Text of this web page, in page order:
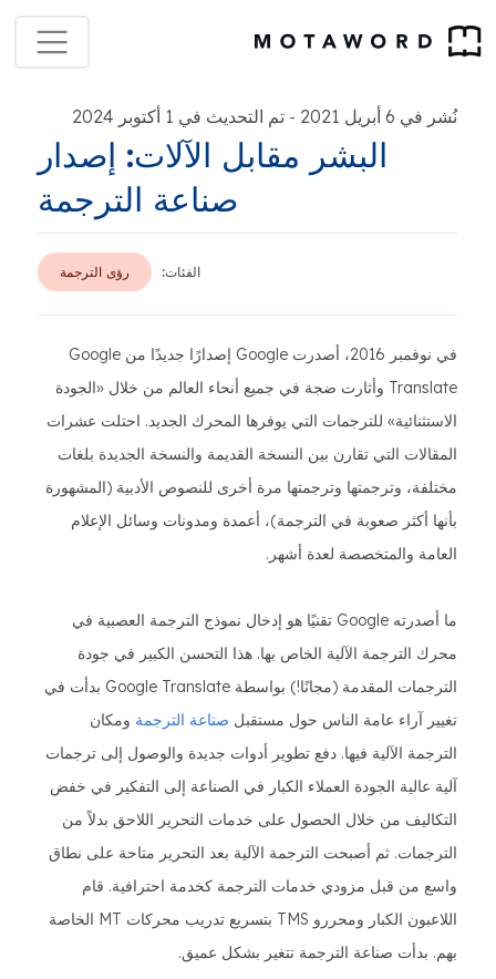
نُشر في 6 أبريل 2021 - تم التحديث في 1 أكتوبر 2024
البشر مقابل الآلات: إصدار
صناعة الترجمة
الفئات: رؤى الترجمة
في نوفمبر 2016، أصدرت Google إصدارًا جديدًا من Google
Translate وأثارت ضجة في جميع أنحاء العالم من خلال «الجودة
الاستثنائية» للترجمات التي يوفرها المحرك الجديد. احتلت عشرات
المقالات التي تقارن بين النسخة القديمة والنسخة الجديدة بلغات
مختلفة، وترجمتها وترجمتها مرة أخرى للنصوص الأدبية (المشهورة
بأنها أكثر صعوبة في الترجمة)، أعمدة ومدونات وسائل الإعلام
العامة والمتخصصة لعدة أشهر.
ما أصدرته Google تقنيًا هو إدخال نموذج الترجمة العصبية في
محرك الترجمة الآلية الخاص بها. هذا التحسن الكبير في جودة
الترجمات المقدمة (مجانًا!) بواسطة Google Translate بدأت في
تغيير آراء عامة الناس حول مستقبل صناعة الترجمة ومكان
الترجمة الآلية فيها. دفع تطوير أدوات جديدة والوصول إلى ترجمات
آلية عالية الجودة العملاء الكبار في الصناعة إلى التفكير في خفض
التكاليف من خلال الحصول على خدمات التحرير اللاحق بدلاً من
الترجمات. ثم أصبحت الترجمة الآلية بعد التحرير متاحة على نطاق
واسع من قبل مزودي خدمات الترجمة كخدمة احترافية. قام
اللاعبون الكبار ومحررو TMS بتسريع تدريب محركات MT الخاصة
بهم. بدأت صناعة الترجمة تتغير بشكل عميق.